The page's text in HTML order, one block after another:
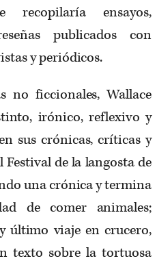
recopilaría ensayos,
publicados con
y periódicos.
no ficcionales, Wallace
irónico, reflexivo y
sus crónicas, críticas y
Festival de la langosta de
una crónica y termina
de comer animales;
último viaje en crucero,
texto sobre la tortuosa